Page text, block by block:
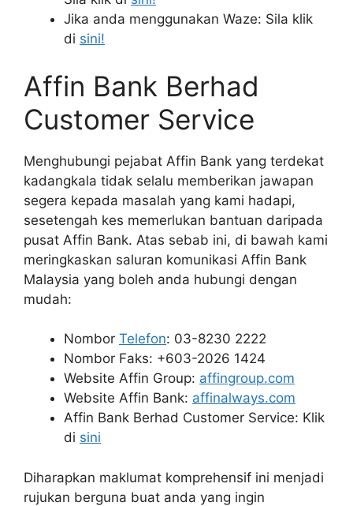
Jika anda menggunakan Waze: Sila klik
di sini!
Affin Bank Berhad
Customer Service
Menghubungi pejabat Affin Bank yang terdekat
kadangkala tidak selalu memberikan jawapan
segera kepada masalah yang kami hadapi,
sesetengah kes memerlukan bantuan daripada
pusat Affin Bank. Atas sebab ini, di bawah kami
meringkaskan saluran komunikasi Affin Bank
Malaysia yang boleh anda hubungi dengan
mudah:
Nombor Telefon: 03-8230 2222
Nombor Faks: +603-2026 1424
Website Affin Group: affingroup.com
Website Affin Bank: affinalways.com
Affin Bank Berhad Customer Service: Klik
di sini
Diharapkan maklumat komprehensif ini menjadi
rujukan berguna buat anda yang ingin